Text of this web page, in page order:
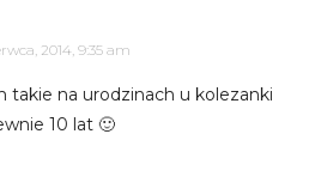
2014, 9:35 am
takie na urodzinach u kolezanki
10 lat 🙂